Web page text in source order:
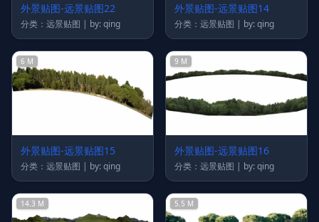
外景贴图-远景贴图22
分类：远景贴图 | by: qing
外景贴图-远景贴图14
分类：远景贴图 | by: qing
6 M
外景贴图-远景贴图15
分类：远景贴图 | by: qing
9 M
外景贴图-远景贴图16
分类：远景贴图 | by: qing
14.3 M 5.5 M